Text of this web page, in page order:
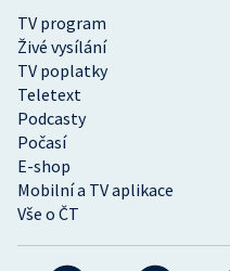
TV program
Živé vysílání
TV poplatky
Teletext
Podcasty
Počasí
E-shop
Mobilní a TV aplikace
Vše o ČT